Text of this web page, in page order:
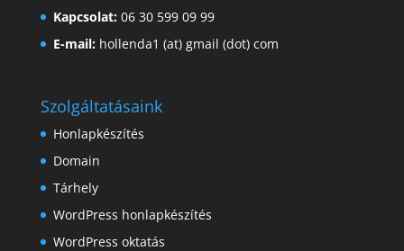
Kapcsolat:06 30 599 09 99
E-mail:hollenda1 (at) gmail (dot) com
Szolgáltatásaink
Honlapkészítés
Domain
Tárhely
WordPress honlapkészítés
WordPress oktatás